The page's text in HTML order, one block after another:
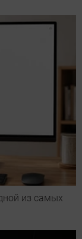
из самых